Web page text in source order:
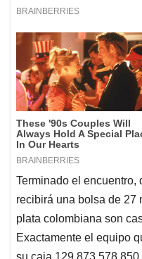
Terminado el encuentro,
recibirá una bolsa de 27
plata colombiana son
Exactamente el equipo